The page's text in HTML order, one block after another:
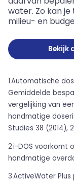
water. Zo kan je
milieu- en
Bekijk
1 Automatische
Gemiddelde
vergelijking van
handmatige
Studies 38 (2014),
2 i-DOS voorkomt
handmatige
3 ActiveWater